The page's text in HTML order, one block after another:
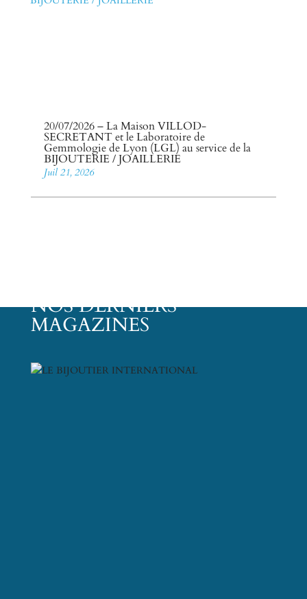
20/07/2026 – La Maison VILLOD-
SECRETANT et le Laboratoire de
Gemmologie de Lyon (LGL) au service de la
BIJOUTERIE / JOAILLERIE
Juil 21, 2026
NOS DERNIERS
MAGAZINES